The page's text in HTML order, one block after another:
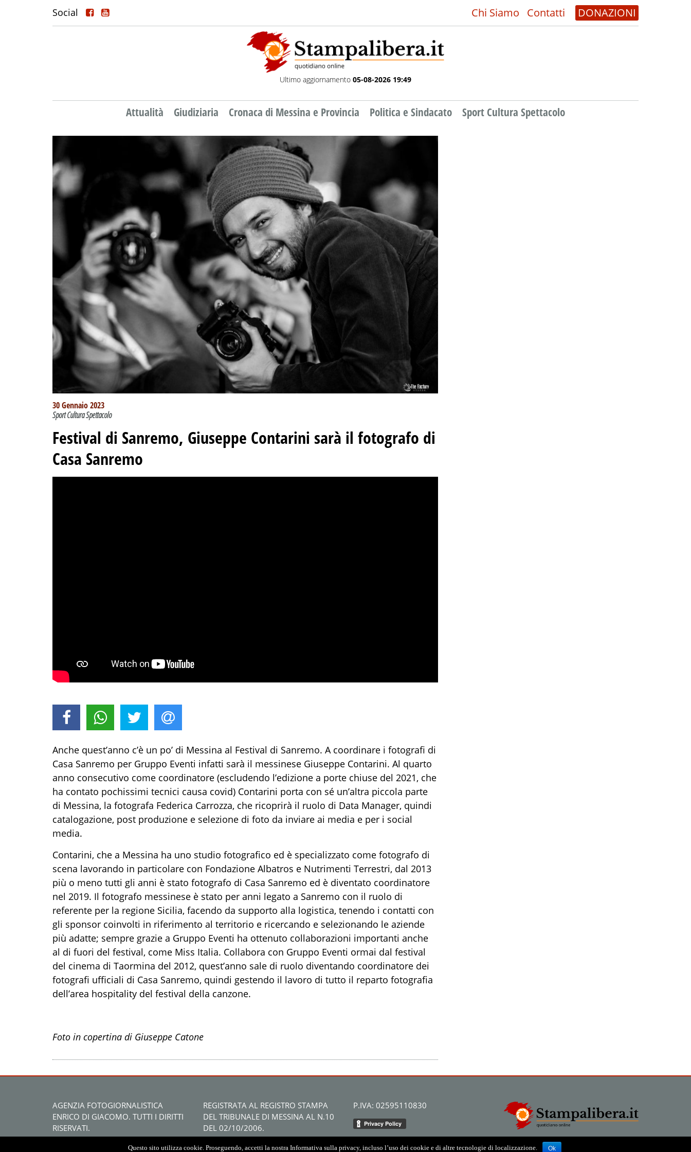
Social Chi Siamo Contatti DONAZIONI
Ultimo aggiornamento 05-08-2026 19:49
Attualità Giudiziaria Cronaca di Messina e Provincia Politica e Sindacato Sport Cultura Spettacolo
30 Gennaio 2023
Sport Cultura Spettacolo
Festival di Sanremo, Giuseppe Contarini sarà il fotografo di
Casa Sanremo
Anche quest’anno c’è un po’ di Messina al Festival di Sanremo. A coordinare i fotografi di
Casa Sanremo per Gruppo Eventi infatti sarà il messinese Giuseppe Contarini. Al quarto
anno consecutivo come coordinatore (escludendo l’edizione a porte chiuse del 2021, che
ha contato pochissimi tecnici causa covid) Contarini porta con sé un’altra piccola parte
di Messina, la fotografa Federica Carrozza, che ricoprirà il ruolo di Data Manager, quindi
catalogazione, post produzione e selezione di foto da inviare ai media e per i social
media.
Contarini, che a Messina ha uno studio fotografico ed è specializzato come fotografo di
scena lavorando in particolare con Fondazione Albatros e Nutrimenti Terrestri, dal 2013
più o meno tutti gli anni è stato fotografo di Casa Sanremo ed è diventato coordinatore
nel 2019. Il fotografo messinese è stato per anni legato a Sanremo con il ruolo di
referente per la regione Sicilia, facendo da supporto alla logistica, tenendo i contatti con
gli sponsor coinvolti in riferimento al territorio e ricercando e selezionando le aziende
più adatte; sempre grazie a Gruppo Eventi ha ottenuto collaborazioni importanti anche
al di fuori del festival, come Miss Italia. Collabora con Gruppo Eventi ormai dal festival
del cinema di Taormina del 2012, quest’anno sale di ruolo diventando coordinatore dei
fotografi ufficiali di Casa Sanremo, quindi gestendo il lavoro di tutto il reparto fotografia
dell’area hospitality del festival della canzone.
Foto in copertina di Giuseppe Catone
AGENZIA FOTOGIORNALISTICA
ENRICO DI GIACOMO. TUTTI I DIRITTI
RISERVATI.
REGISTRATA AL REGISTRO STAMPA
DEL TRIBUNALE DI MESSINA AL N.10
DEL 02/10/2006.
P.IVA: 02595110830
Questo sito utilizza cookie. Proseguendo, accetti la nostra Informativa sulla privacy, incluso l’uso dei cookie e di altre tecnologie di localizzazione. Ok